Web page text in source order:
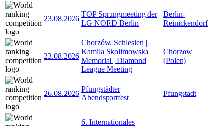
23.08.2026
TOP Sprungmeeting der
LG NORD Berlin
Berlin-
Reinickendorf
23.08.2026
Chorzów, Schlesien |
Kamila Skolimowska
Memorial | Diamond
League Meeting
Chorzow
(Polen)
26.08.2026
Pfungstädter
Abendsportfest
Pfungstadt
6. Internationales